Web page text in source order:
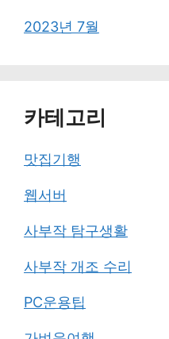
2023년 7월
카테고리
맛집기행
웹서버
사부작 탐구생활
사부작 개조 수리
PC운용팁